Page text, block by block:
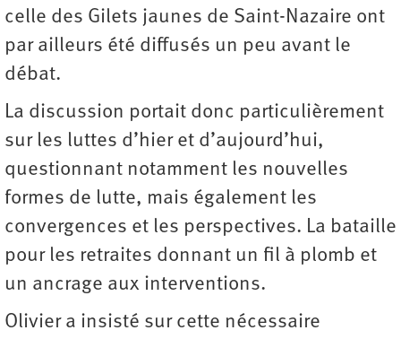
celle des Gilets jaunes de Saint-Nazaire ont
par ailleurs été diffusés un peu avant le
débat.
La discussion portait donc particulièrement
sur les luttes d’hier et d’aujourd’hui,
questionnant notamment les nouvelles
formes de lutte, mais également les
convergences et les perspectives. La bataille
pour les retraites donnant un fil à plomb et
un ancrage aux interventions.
Olivier a insisté sur cette nécessaire